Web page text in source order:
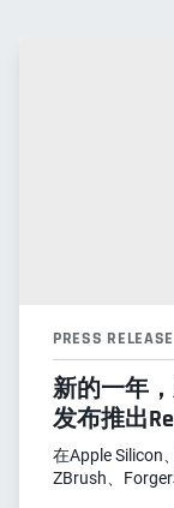
PRESS RELEASE
新的一年，
发布推出
在Apple Silicon
ZBrush、